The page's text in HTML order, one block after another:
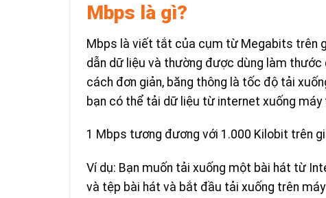
Mbps là gì?
Mbps là viết tắt của cụm từ Megabits trên
dẫn dữ liệu và thường được dùng làm
cách đơn giản, băng thông là tốc độ tải
bạn có thể tải dữ liệu từ internet xuống
1 Mbps tương đương với 1.000 Kilobit trên
Ví dụ: Bạn muốn tải xuống một bài hát từ
và tệp bài hát và bắt đầu tải xuống trên